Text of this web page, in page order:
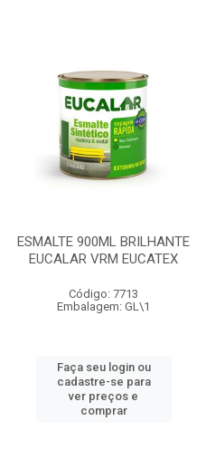
ESMALTE 900ML BRILHANTE
EUCALAR VRM EUCATEX
Código: 7713
Embalagem: GL\1
Faça seu login ou
cadastre-se para
ver preços e
comprar